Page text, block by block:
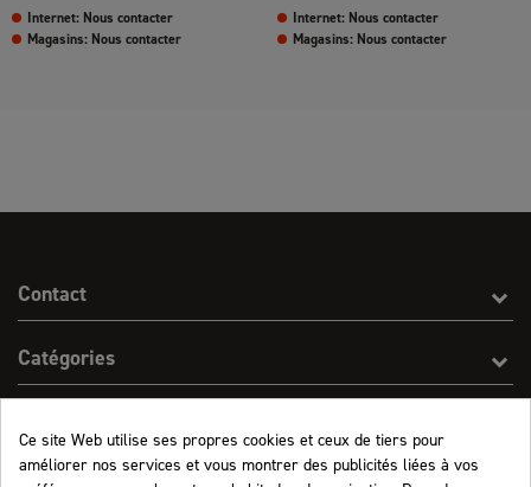
Internet: Nous contacter
Magasins: Nous contacter
Internet: Nous contacter
Magasins: Nous contacter
Contact
Catégories
Ce site Web utilise ses propres cookies et ceux de tiers pour
améliorer nos services et vous montrer des publicités liées à vos